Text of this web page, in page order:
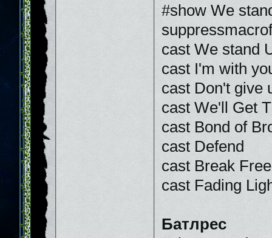
#show We
cast We stand
cast I'm with
cast Don't give
cast We'll Get
cast Bond of
cast Defend
cast Break Free
cast Fading
Батлрес